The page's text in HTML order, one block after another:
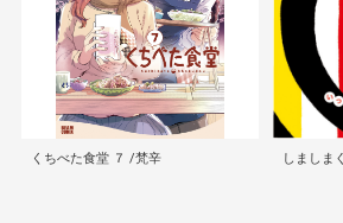
くちべた食堂 ７ /梵辛 しましま